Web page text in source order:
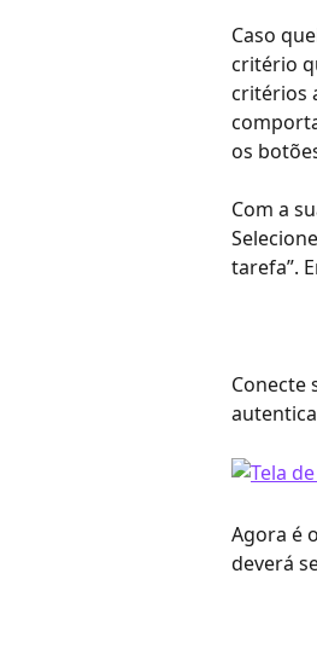
Caso
critério
critérios
os
Com a
tarefa”.
Conecte
Agora é
deverá